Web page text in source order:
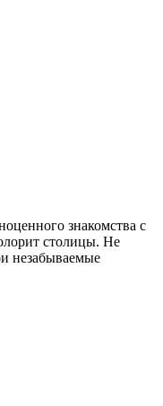
знакомства с
столицы. Не
незабываемые